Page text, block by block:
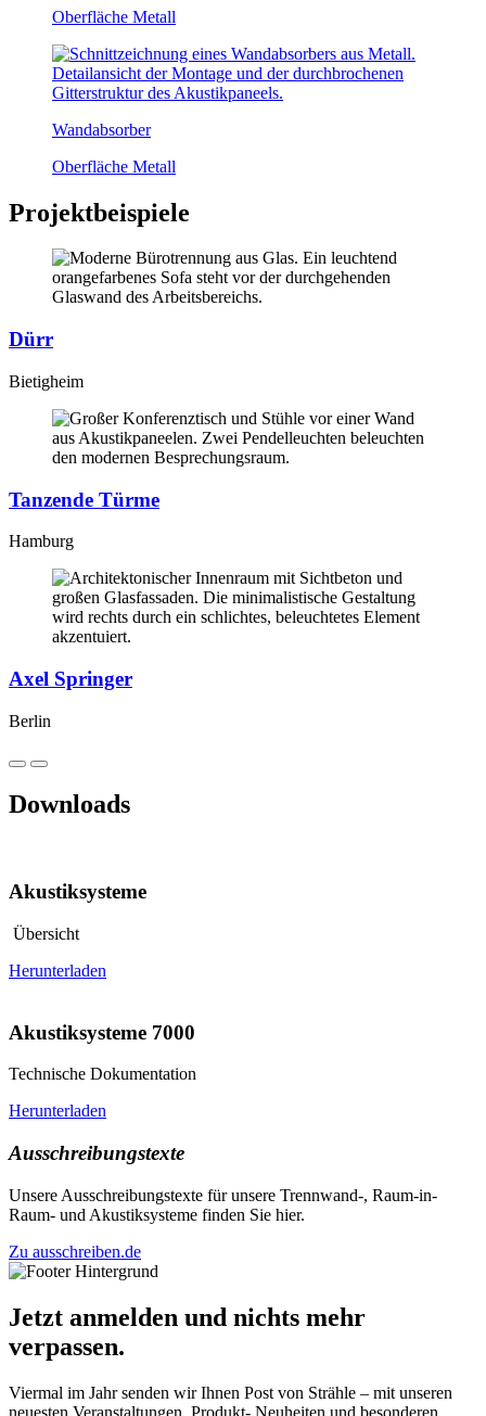
Oberfläche Metall
Wandabsorber
Oberfläche Metall
Projektbeispiele
Dürr
Bietigheim
Tanzende Türme
Hamburg
Axel Springer
Berlin
Downloads
Akustiksysteme
Übersicht
Herunterladen
Akustiksysteme 7000
Technische Dokumentation
Herunterladen
Ausschreibungstexte
Unsere Ausschreibungstexte für unsere Trennwand-, Raum-in-
Raum- und Akustiksysteme finden Sie hier.
Zu ausschreiben.de
Jetzt anmelden und nichts mehr
verpassen.
Viermal im Jahr senden wir Ihnen Post von Strähle – mit unseren
neuesten Veranstaltungen, Produkt- Neuheiten und besonderen